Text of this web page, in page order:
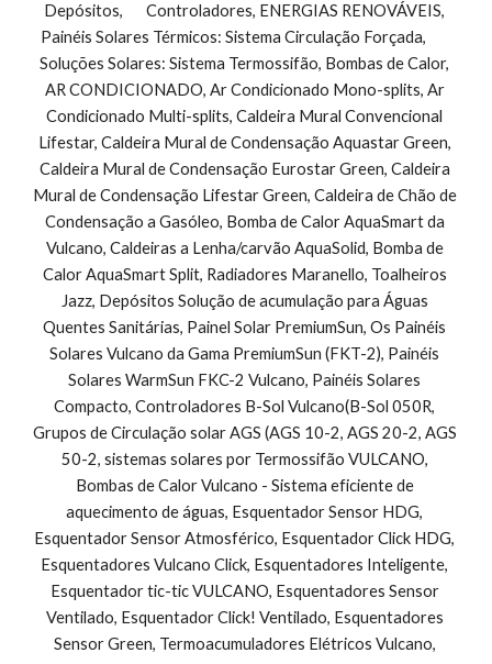
Depósitos,       Controladores, ENERGIAS RENOVÁVEIS,
Painéis Solares Térmicos: Sistema Circulação Forçada,
Soluções Solares: Sistema Termossifão, Bombas de Calor,
AR CONDICIONADO, Ar Condicionado Mono-splits, Ar
Condicionado Multi-splits, Caldeira Mural Convencional
Lifestar, Caldeira Mural de Condensação Aquastar Green,
Caldeira Mural de Condensação Eurostar Green, Caldeira
Mural de Condensação Lifestar Green, Caldeira de Chão de
Condensação a Gasóleo, Bomba de Calor AquaSmart da
Vulcano, Caldeiras a Lenha/carvão AquaSolid, Bomba de
Calor AquaSmart Split, Radiadores Maranello, Toalheiros
Jazz, Depósitos Solução de acumulação para Águas
Quentes Sanitárias, Painel Solar PremiumSun, Os Painéis
Solares Vulcano da Gama PremiumSun (FKT-2), Painéis
Solares WarmSun FKC-2 Vulcano, Painéis Solares
Compacto, Controladores B-Sol Vulcano(B-Sol 050R,
Grupos de Circulação solar AGS (AGS 10-2, AGS 20-2, AGS
50-2, sistemas solares por Termossifão VULCANO,
Bombas de Calor Vulcano - Sistema eficiente de
aquecimento de águas, Esquentador Sensor HDG,
Esquentador Sensor Atmosférico, Esquentador Click HDG,
Esquentadores Vulcano Click, Esquentadores Inteligente,
Esquentador tic-tic VULCANO, Esquentadores Sensor
Ventilado, Esquentador Click! Ventilado, Esquentadores
Sensor Green, Termoacumuladores Elétricos Vulcano,